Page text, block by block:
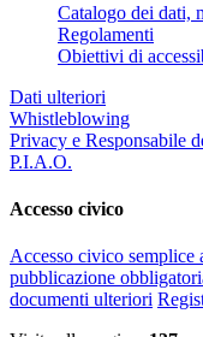
Catalogo dei dati,
Regolamenti
Obiettivi di
Dati ulteriori
Whistleblowing
Privacy e Responsabile
P.I.A.O.
Accesso civico
Accesso civico semplice
pubblicazione
documenti ulteriori